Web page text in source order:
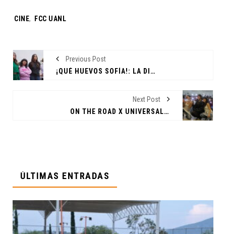
Tags:
CINE, FCC UANL
Previous Post
¡QUÉ HUEVOS SOFÍA!: LA DIVERTIDA RECETA PARA UNA COMEDIA INSPIRADORA
Next Post
ON THE ROAD X UNIVERSAL PRESENTA SU TERCERA EDICIÓN EN LA FCC
ÚLTIMAS ENTRADAS